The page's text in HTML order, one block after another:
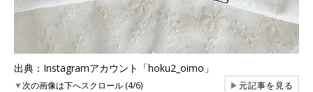
出典：Instagramアカウント「hoku2_oimo」
▼次の画像は下へスクロール (4/6) ▶元記事を見る